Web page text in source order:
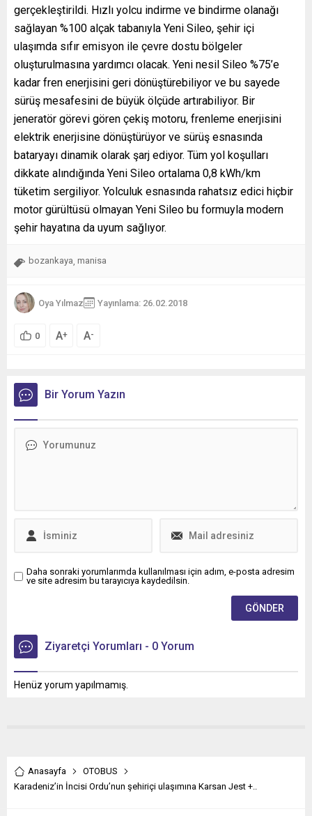
gerçekleştirildi. Hızlı yolcu indirme ve bindirme olanağı
sağlayan %100 alçak tabanıyla Yeni Sileo, şehir içi
ulaşımda sıfır emisyon ile çevre dostu bölgeler
oluşturulmasına yardımcı olacak. Yeni nesil Sileo %75’e
kadar fren enerjisini geri dönüştürebiliyor ve bu sayede
sürüş mesafesini de büyük ölçüde artırabiliyor. Bir
jeneratör görevi gören çekiş motoru, frenleme enerjisini
elektrik enerjisine dönüştürüyor ve sürüş esnasında
bataryayı dinamik olarak şarj ediyor. Tüm yol koşulları
dikkate alındığında Yeni Sileo ortalama 0,8 kWh/km
tüketim sergiliyor. Yolculuk esnasında rahatsız edici hiçbir
motor gürültüsü olmayan Yeni Sileo bu formuyla modern
şehir hayatına da uyum sağlıyor.
bozankaya, manisa
Oya Yılmaz Yayınlama: 26.02.2018
0 A+ A-
Bir Yorum Yazın
Daha sonraki yorumlarımda kullanılması için adım, e-posta adresim
ve site adresim bu tarayıcıya kaydedilsin.
Ziyaretçi Yorumları - 0 Yorum
Henüz yorum yapılmamış.
Anasayfa
OTOBUS
Karadeniz’in İncisi Ordu’nun şehiriçi ulaşımına Karsan Jest +..